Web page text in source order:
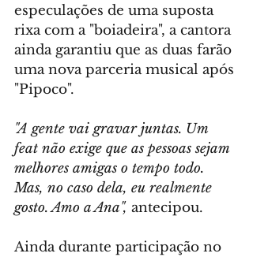
especulações de uma suposta
rixa com a "boiadeira", a cantora
ainda garantiu que as duas farão
uma nova parceria musical após
"Pipoco".
"A gente vai gravar juntas. Um
feat não exige que as pessoas sejam
melhores amigas o tempo todo.
Mas, no caso dela, eu realmente
gosto. Amo a Ana", antecipou.
Ainda durante participação no